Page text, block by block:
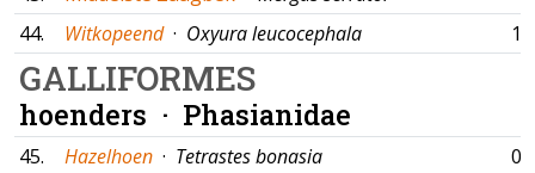
44.
Witkopeend · Oxyura leucocephala
GALLIFORMES
hoenders · Phasianidae
45. Hazelhoen · Tetrastes bonasia